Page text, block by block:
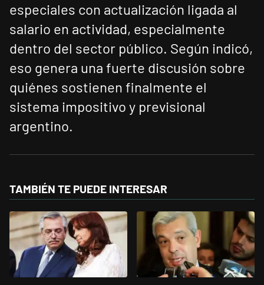
especiales con actualización ligada al
salario en actividad, especialmente
dentro del sector público. Según indicó,
eso genera una fuerte discusión sobre
quiénes sostienen finalmente el
sistema impositivo y previsional
argentino.
TAMBIÉN TE PUEDE INTERESAR